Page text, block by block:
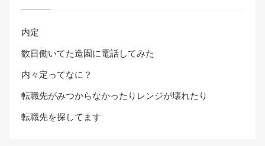
内定
数日働いてた造園に電話してみた
内々定ってなに？
転職先がみつからなかったりレンジが壊れたり
転職先を探してます